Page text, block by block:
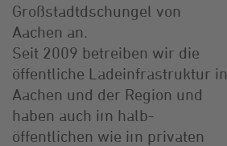
Großstadtdschungel von
Aachen an.
Seit 2009 betreiben wir die
öffentliche Ladeinfrastruktur in
Aachen und der Region und
haben auch im halb-
öffentlichen wie im privaten